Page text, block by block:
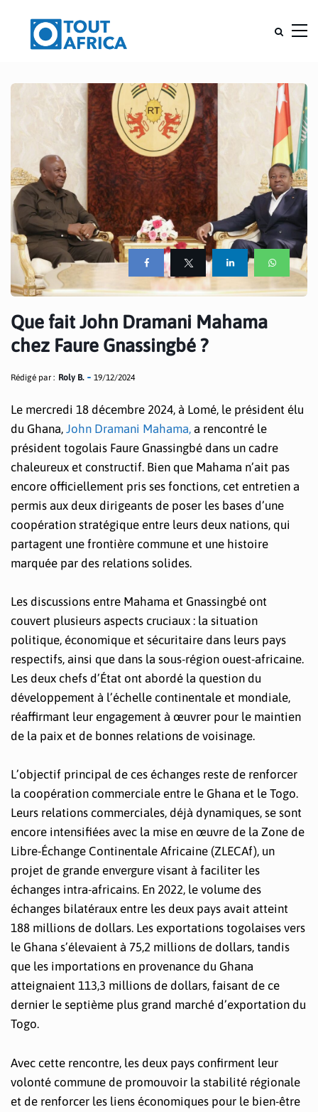
Que fait John Dramani Mahama
chez Faure Gnassingbé ?
Rédigé par : Roly B. 19/12/2024
Le mercredi 18 décembre 2024, à Lomé, le président élu
du Ghana, John Dramani Mahama, a rencontré le
président togolais Faure Gnassingbé dans un cadre
chaleureux et constructif. Bien que Mahama n’ait pas
encore officiellement pris ses fonctions, cet entretien a
permis aux deux dirigeants de poser les bases d’une
coopération stratégique entre leurs deux nations, qui
partagent une frontière commune et une histoire
marquée par des relations solides.
Les discussions entre Mahama et Gnassingbé ont
couvert plusieurs aspects cruciaux : la situation
politique, économique et sécuritaire dans leurs pays
respectifs, ainsi que dans la sous-région ouest-africaine.
Les deux chefs d’État ont abordé la question du
développement à l’échelle continentale et mondiale,
réaffirmant leur engagement à œuvrer pour le maintien
de la paix et de bonnes relations de voisinage.
L’objectif principal de ces échanges reste de renforcer
la coopération commerciale entre le Ghana et le Togo.
Leurs relations commerciales, déjà dynamiques, se sont
encore intensifiées avec la mise en œuvre de la Zone de
Libre-Échange Continentale Africaine (ZLECAf), un
projet de grande envergure visant à faciliter les
échanges intra-africains. En 2022, le volume des
échanges bilatéraux entre les deux pays avait atteint
188 millions de dollars. Les exportations togolaises vers
le Ghana s’élevaient à 75,2 millions de dollars, tandis
que les importations en provenance du Ghana
atteignaient 113,3 millions de dollars, faisant de ce
dernier le septième plus grand marché d’exportation du
Togo.
Avec cette rencontre, les deux pays confirment leur
volonté commune de promouvoir la stabilité régionale
et de renforcer les liens économiques pour le bien-être